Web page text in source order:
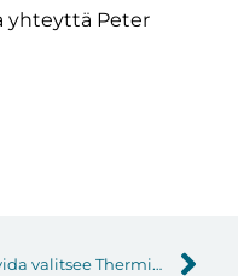
yhteyttä Peter
Bravida valitsee Thermion AB:n Novo Nordiskin laajennukseen Tanskassa.